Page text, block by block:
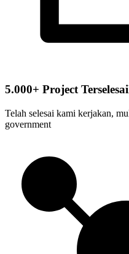
5.000+ Project
Telah selesai kami kerjakan,
government